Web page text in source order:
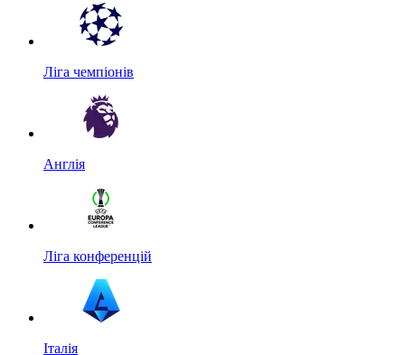
Ліга чемпіонів
Англія
Ліга конференцій
Італія